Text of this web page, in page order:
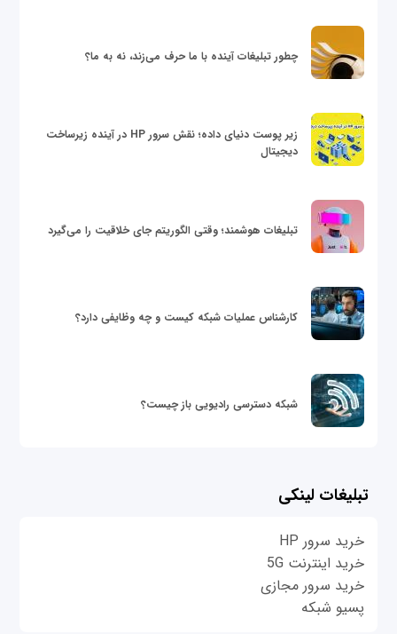
چطور تبلیغات آینده با ما حرف می‌زند، نه به ما؟
زیر پوست دنیای داده؛ نقش سرور HP در آینده زیرساخت
دیجیتال
تبلیغات هوشمند؛ وقتی الگوریتم جای خلاقیت را می‌گیرد
کارشناس عملیات شبکه کیست و چه وظایفی دارد؟
شبکه دسترسی رادیویی باز چیست؟
تبلیغات لینکی
خرید سرور HP
خرید اینترنت 5G
خرید سرور مجازی
پسیو شبکه